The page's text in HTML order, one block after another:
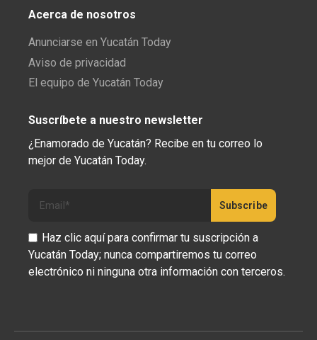
Acerca de nosotros
Anunciarse en Yucatán Today
Aviso de privacidad
El equipo de Yucatán Today
Suscríbete a nuestro newsletter
¿Enamorado de Yucatán? Recibe en tu correo lo
mejor de Yucatán Today.
Haz clic aquí para confirmar tu suscripción a
Yucatán Today; nunca compartiremos tu correo
electrónico ni ninguna otra información con terceros.